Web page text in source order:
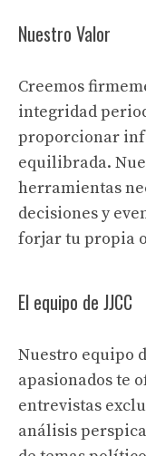
Nuestro Valor
Creemos
integridad
proporcionar
equilibrada.
herramientas
decisiones y
forjar tu propia
El equipo de JJCC
Nuestro equipo
apasionados te
entrevistas
análisis